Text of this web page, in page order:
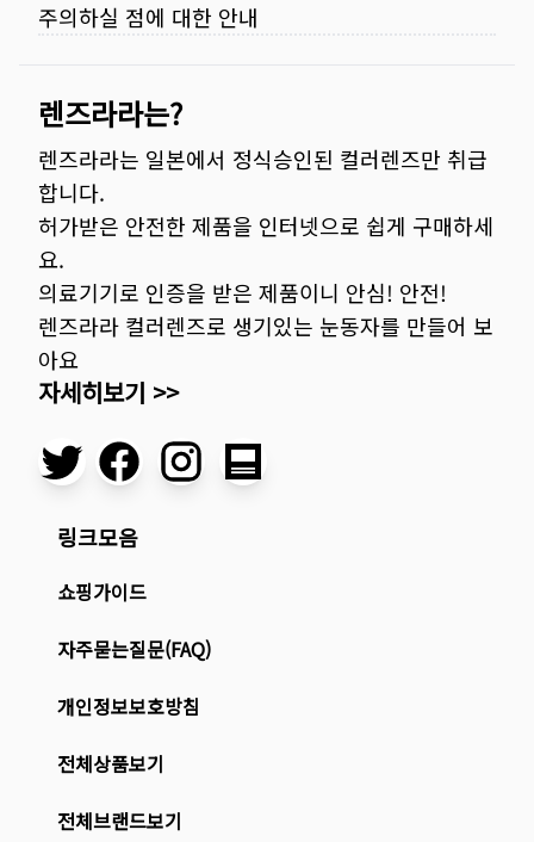
주의하실 점에 대한 안내
렌즈라라는?
렌즈라라는 일본에서 정식승인된 컬러렌즈만 취급
합니다.
허가받은 안전한 제품을 인터넷으로 쉽게 구매하세
요.
의료기기로 인증을 받은 제품이니 안심! 안전!
렌즈라라 컬러렌즈로 생기있는 눈동자를 만들어 보
아요
자세히보기 >>
링크모음
쇼핑가이드
자주묻는질문(FAQ)
개인정보보호방침
전체상품보기
전체브랜드보기